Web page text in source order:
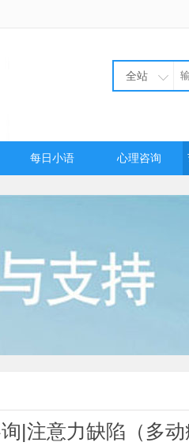
全站
每日小语 心理咨询
陷（多动症）： 被忽视的导